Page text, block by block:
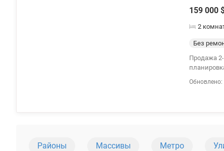
159 000
2
Без
Продажа 2-к квартиры
Обновлено:
Районы Массивы Метро